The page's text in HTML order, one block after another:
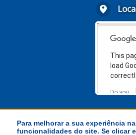
This
load
Do you
website?
Para melhorar a sua experiência
funcionalidades do site. Se clicar